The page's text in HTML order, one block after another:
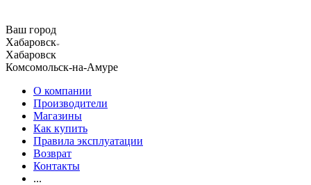
Ваш город
Хабаровск
Хабаровск
Комсомольск-на-Амуре
О компании
Производители
Магазины
Как купить
Правила эксплуатации
Возврат
Контакты
...